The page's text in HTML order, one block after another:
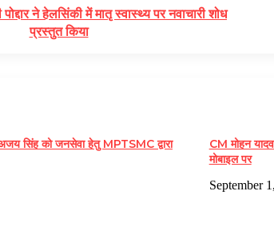
ने हेलसिंकी में मातृ स्वास्थ्य पर नवाचारी शोध
प्रस्तुत किया
सिंह को जनसेवा हेतु MPTSMC द्वारा
CM मोहन
मोबाइल पर
September